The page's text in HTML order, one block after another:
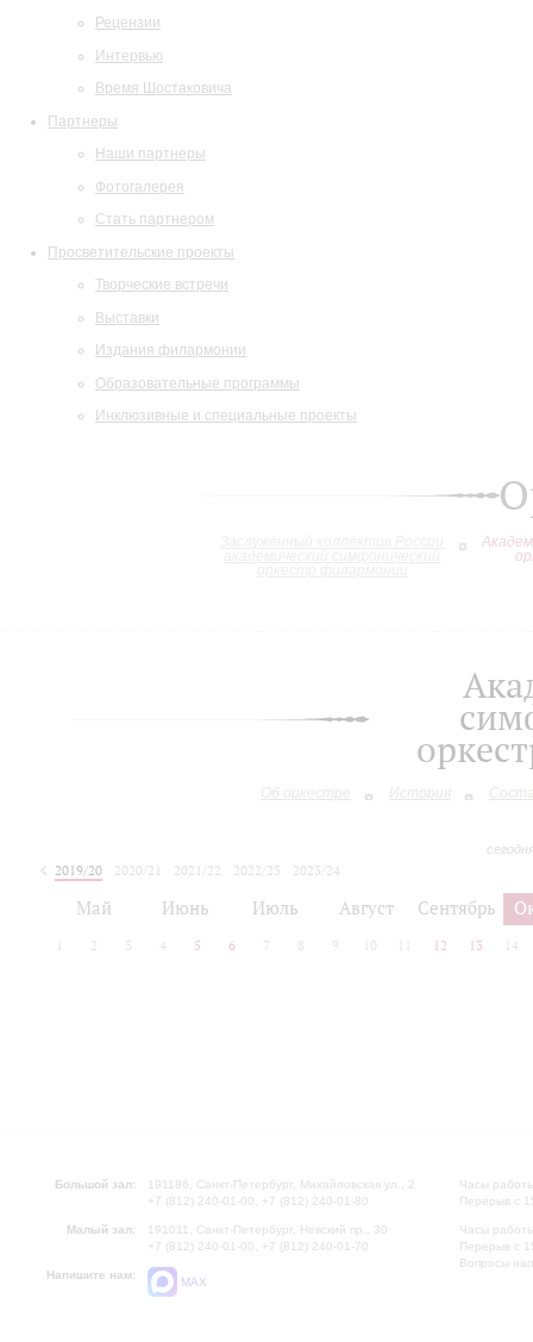
Рецензии
Интервью
Время Шостаковича
Партнеры
Наши партнеры
Фотогалерея
Стать партнером
Просветительские проекты
Творческие встречи
Выставки
Издания филармонии
Образовательные программы
Инклюзивные и специальные проекты
Об оркестре История
2019/20 2020/21 2021/22 2022/23
2023/24
Май Июнь Июль Август Сентябрь
2 3 4 5 6 7 8 9 10 12 13 14
Большой зал:
191186, Санкт-Петербург, Михайловская ул., 2
+7 (812) 240-01-00, +7 (812) 240-01-80
Малый зал:
191011, Санкт-Петербург, Невский пр., 30
+7 (812) 240-01-00, +7 (812) 240-01-70
Напишите нам:
MAX
Часы
Перерыв с
Часы
Перерыв с
Вопросы